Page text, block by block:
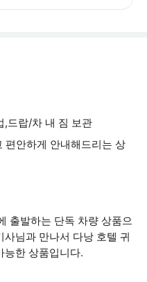
,드랍/차 내 짐 보관
편안하게 안내해드리는 상
출발하는 단독 차량 상품으
님과 만나서 다낭 호텔 귀
능한 상품입니다.